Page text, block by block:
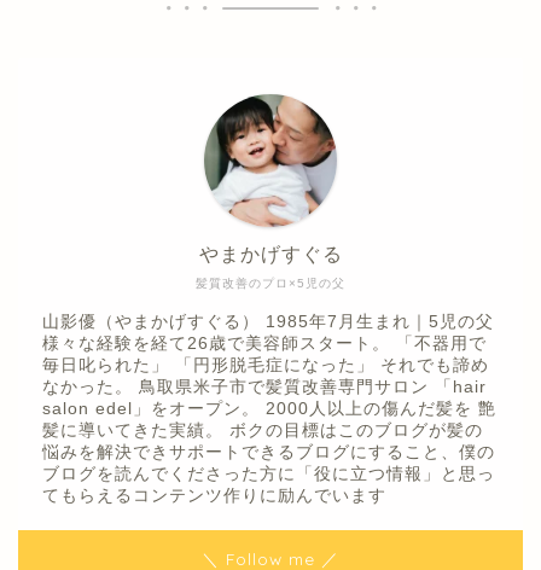
髪質改善のプロ×5児の父
やまかげすぐる
山影優（やまかげすぐる） 1985年7月生まれ｜5児の父
様々な経験を経て26歳で美容師スタート。 「不器用で
毎日叱られた」 「円形脱毛症になった」 それでも諦め
なかった。 鳥取県米子市で髪質改善専門サロン 「hair
salon edel」をオープン。 2000人以上の傷んだ髪を 艶
髪に導いてきた実績。 ボクの目標はこのブログが髪の
悩みを解決できサポートできるブログにすること、僕の
ブログを読んでくださった方に「役に立つ情報」と思っ
てもらえるコンテンツ作りに励んでいます
＼ Follow me ／